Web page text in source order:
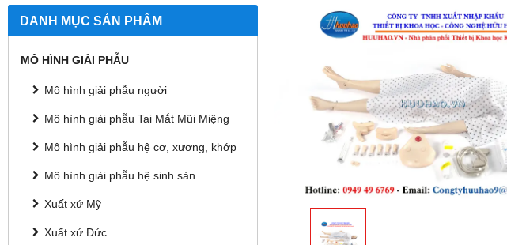
DANH MỤC SẢN PHẨM
MÔ HÌNH GIẢI PHẪU
Mô hình giải phẫu người
Mô hình giải phẫu Tai Mắt Mũi Miệng
Mô hình giải phẫu hệ cơ, xương, khớp
Mô hình giải phẫu hệ sinh sản
Xuất xứ Mỹ
Xuất xứ Đức